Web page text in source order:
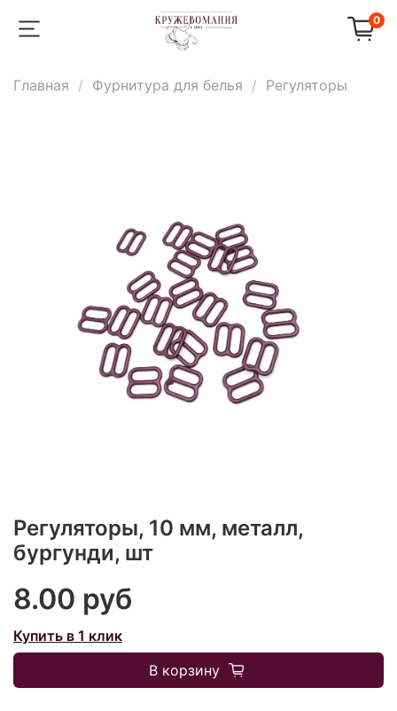
0
Главная Фурнитура для белья Регуляторы
Регуляторы, 10 мм, металл,
бургунди, шт
8.00 руб
Купить в 1 клик
В корзину